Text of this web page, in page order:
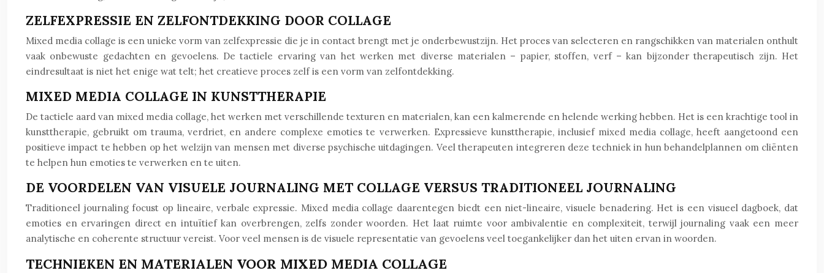
ZELFEXPRESSIE EN ZELFONTDEKKING DOOR COLLAGE
Mixed media collage is een unieke vorm van zelfexpressie die je in contact brengt met je onderbewustzijn. Het proces van selecteren en rangschikken van materialen onthult
vaak onbewuste gedachten en gevoelens. De tactiele ervaring van het werken met diverse materialen – papier, stoffen, verf – kan bijzonder therapeutisch zijn. Het
eindresultaat is niet het enige wat telt; het creatieve proces zelf is een vorm van zelfontdekking.
MIXED MEDIA COLLAGE IN KUNSTTHERAPIE
De tactiele aard van mixed media collage, het werken met verschillende texturen en materialen, kan een kalmerende en helende werking hebben. Het is een krachtige tool in
kunsttherapie, gebruikt om trauma, verdriet, en andere complexe emoties te verwerken. Expressieve kunsttherapie, inclusief mixed media collage, heeft aangetoond een
positieve impact te hebben op het welzijn van mensen met diverse psychische uitdagingen. Veel therapeuten integreren deze techniek in hun behandelplannen om cliënten
te helpen hun emoties te verwerken en te uiten.
DE VOORDELEN VAN VISUELE JOURNALING MET COLLAGE VERSUS TRADITIONEEL JOURNALING
Traditioneel journaling focust op lineaire, verbale expressie. Mixed media collage daarentegen biedt een niet-lineaire, visuele benadering. Het is een visueel dagboek, dat
emoties en ervaringen direct en intuïtief kan overbrengen, zelfs zonder woorden. Het laat ruimte voor ambivalentie en complexiteit, terwijl journaling vaak een meer
analytische en coherente structuur vereist. Voor veel mensen is de visuele representatie van gevoelens veel toegankelijker dan het uiten ervan in woorden.
TECHNIEKEN EN MATERIALEN VOOR MIXED MEDIA COLLAGE